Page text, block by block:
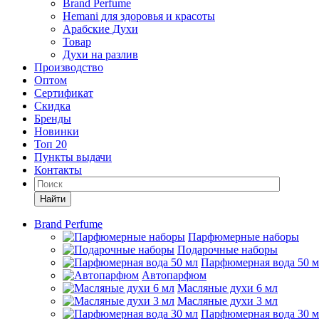
Brand Perfume
Hemani для здоровья и красоты
Арабские Духи
Товар
Духи на разлив
Производство
Оптом
Сертификат
Скидка
Бренды
Новинки
Топ 20
Пункты выдачи
Контакты
Найти
Brand Perfume
Парфюмерные наборы
Подарочные наборы
Парфюмерная вода 50
Автопарфюм
Масляные духи 6 мл
Масляные духи 3 мл
Парфюмерная вода 30